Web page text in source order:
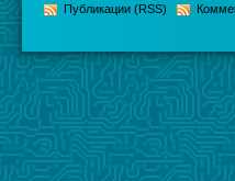
Публикации (RSS)